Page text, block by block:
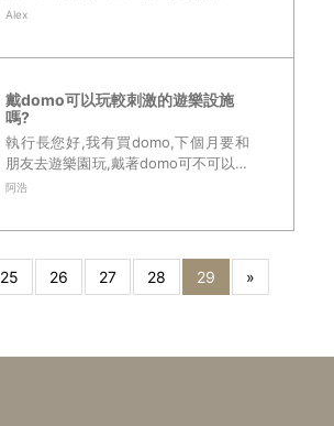
大概六期禿 請教執行長我這樣子還適
Alex
戴domo可以玩較刺激的遊樂設施
嗎?
執行長您好,我有買domo,下個月要和
朋友去遊樂園玩,戴著domo可不可以玩
一些較刺激的遊樂設施?像大怒神之類
阿浩
25 26 27 28 29 »